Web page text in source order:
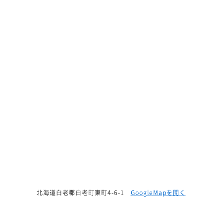
北海道白老郡白老町東町4-6-1 GoogleMapを開く